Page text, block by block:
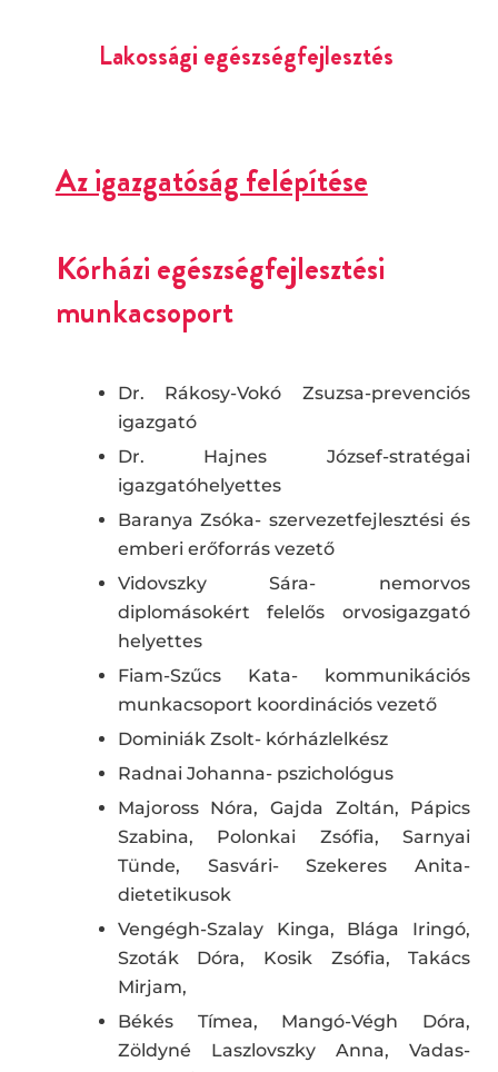
Lakossági egészségfejlesztés
Az igazgatóság felépítése
Kórházi egészségfejlesztési
munkacsoport
Dr. Rákosy-Vokó Zsuzsa-prevenciós
igazgató
Dr. Hajnes József-stratégai
igazgatóhelyettes
Baranya Zsóka- szervezetfejlesztési és
emberi erőforrás vezető
Vidovszky Sára- nemorvos
diplomásokért felelős orvosigazgató
helyettes
Fiam-Szűcs Kata- kommunikációs
munkacsoport koordinációs vezető
Dominiák Zsolt- kórházlelkész
Radnai Johanna- pszichológus
Majoross Nóra, Gajda Zoltán, Pápics
Szabina, Polonkai Zsófia, Sarnyai
Tünde, Sasvári- Szekeres Anita-
dietetikusok
Vengégh-Szalay Kinga, Blága Iringó,
Szoták Dóra, Kosik Zsófia, Takács
Mirjam,
Békés Tímea, Mangó-Végh Dóra,
Zöldyné Laszlovszky Anna, Vadas-